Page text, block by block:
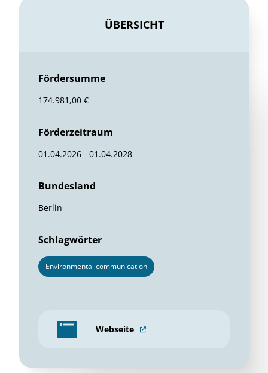
ÜBERSICHT
Fördersumme
174.981,00 €
Förderzeitraum
01.04.2026 - 01.04.2028
Bundesland
Berlin
Schlagwörter
Environmental communication
Webseite